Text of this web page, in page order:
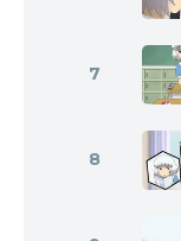
7
8